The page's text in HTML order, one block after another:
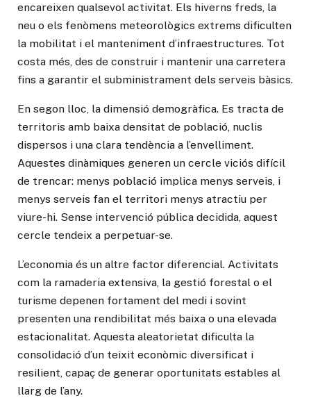
encareixen qualsevol activitat. Els hiverns freds, la
neu o els fenòmens meteorològics extrems dificulten
la mobilitat i el manteniment d’infraestructures. Tot
costa més, des de construir i mantenir una carretera
fins a garantir el subministrament dels serveis bàsics.
En segon lloc, la dimensió demogràfica. Es tracta de
territoris amb baixa densitat de població, nuclis
dispersos i una clara tendència a l’envelliment.
Aquestes dinàmiques generen un cercle viciós difícil
de trencar: menys població implica menys serveis, i
menys serveis fan el territori menys atractiu per
viure-hi. Sense intervenció pública decidida, aquest
cercle tendeix a perpetuar-se.
L’economia és un altre factor diferencial. Activitats
com la ramaderia extensiva, la gestió forestal o el
turisme depenen fortament del medi i sovint
presenten una rendibilitat més baixa o una elevada
estacionalitat. Aquesta aleatorietat dificulta la
consolidació d’un teixit econòmic diversificat i
resilient, capaç de generar oportunitats estables al
llarg de l’any.